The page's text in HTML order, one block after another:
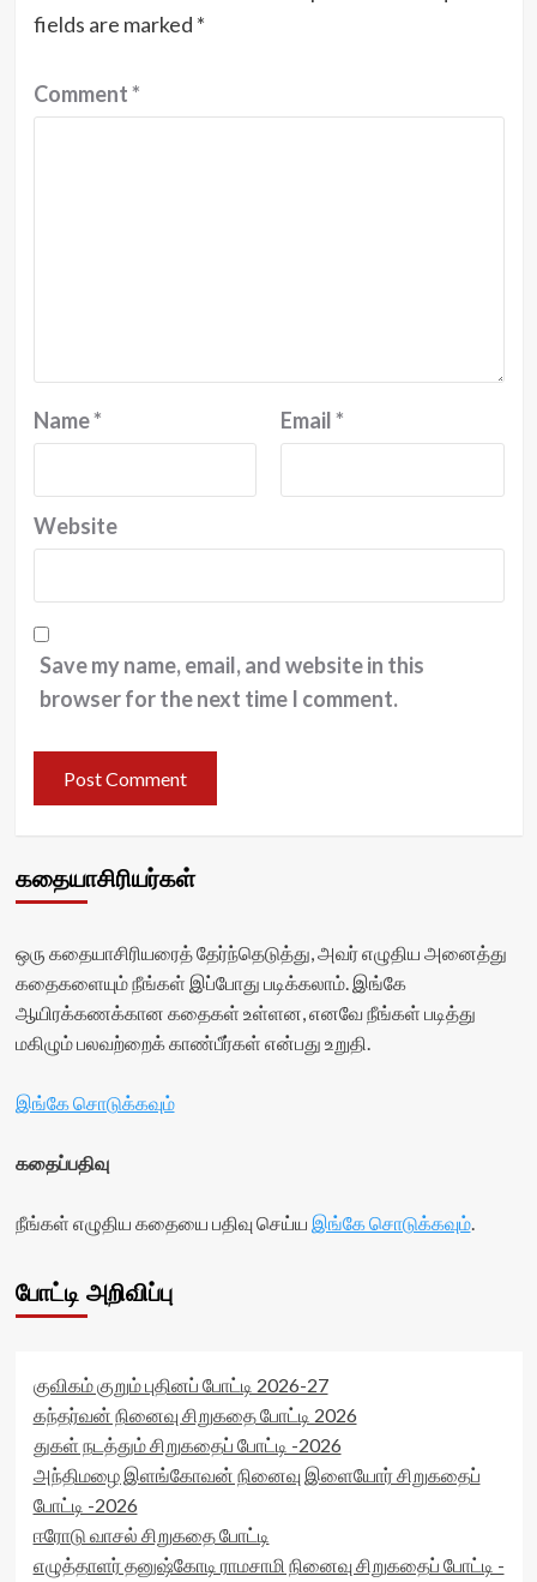
fields are marked *
Comment*
Name* Email*
Website
Save my name, email, and website in this
browser for the next time I comment.
கதையாசிரியர்கள்
ஒரு கதையாசிரியரைத் தேர்ந்தெடுத்து, அவர் எழுதிய அனைத்து
கதைகளையும் நீங்கள் இப்போது படிக்கலாம். இங்கே
ஆயிரக்கணக்கான கதைகள் உள்ளன, எனவே நீங்கள் படித்து
மகிழும் பலவற்றைக் காண்பீர்கள் என்பது உறுதி.
இங்கே சொடுக்கவும்
கதைப்பதிவு
நீங்கள் எழுதிய கதையை பதிவு செய்ய இங்கே சொடுக்கவும்.
போட்டி அறிவிப்பு
குவிகம் குறும் புதினப் போட்டி 2026-27
கந்தர்வன் நினைவு சிறுகதை போட்டி 2026
துகள் நடத்தும் சிறுகதைப் போட்டி -2026
அந்திமழை இளங்கோவன் நினைவு இளையோர் சிறுகதைப்
போட்டி -2026
ஈரோடு வாசல் சிறுகதை போட்டி
எழுத்தாளர் தனுஷ்கோடி ராமசாமி நினைவு சிறுகதைப் போட்டி -